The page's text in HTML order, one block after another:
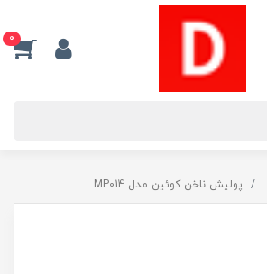
0
پولیش ناخن کوئین مدل MP014